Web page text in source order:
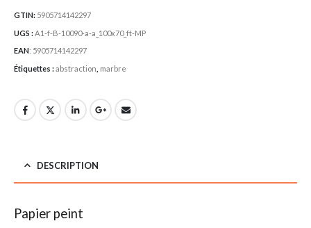
GTIN: 5905714142297
UGS :A1-f-B-10090-a-a_100x70_ft-MP
EAN: 5905714142297
Étiquettes :abstraction marbre
DESCRIPTION
Papier peint